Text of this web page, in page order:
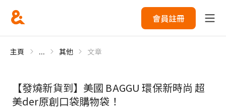
會員註冊
主頁 ... 其他 文章
【發燒新貨到】美國 BAGGU 環保新時尚 超
美der原創口袋購物袋！